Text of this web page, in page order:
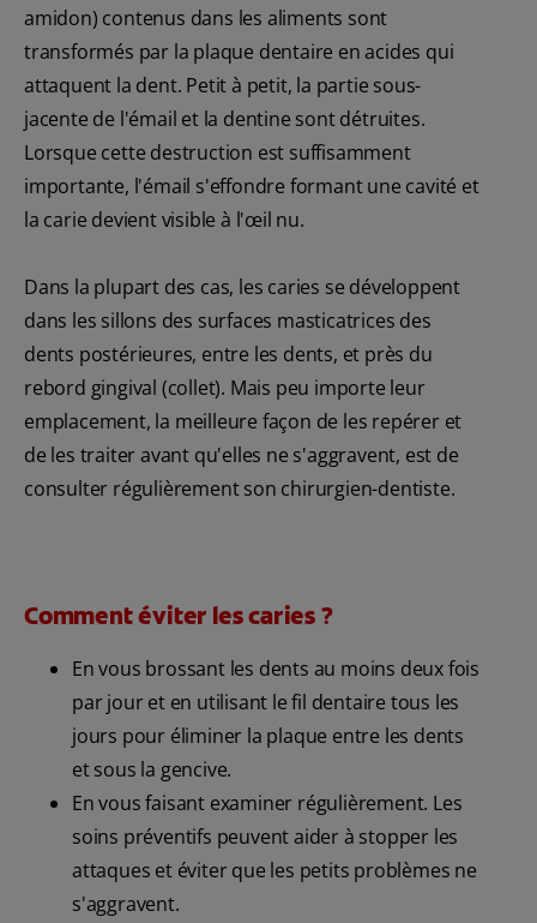
amidon) contenus dans les aliments sont
transformés par la plaque dentaire en acides qui
attaquent la dent. Petit à petit, la partie sous-
jacente de l'émail et la dentine sont détruites.
Lorsque cette destruction est suffisamment
importante, l'émail s'effondre formant une cavité et
la carie devient visible à l'œil nu.
Dans la plupart des cas, les caries se développent
dans les sillons des surfaces masticatrices des
dents postérieures, entre les dents, et près du
rebord gingival (collet). Mais peu importe leur
emplacement, la meilleure façon de les repérer et
de les traiter avant qu'elles ne s'aggravent, est de
consulter régulièrement son chirurgien-dentiste.
Comment éviter les caries ?
En vous brossant les dents au moins deux fois
par jour et en utilisant le fil dentaire tous les
jours pour éliminer la plaque entre les dents
et sous la gencive.
En vous faisant examiner régulièrement. Les
soins préventifs peuvent aider à stopper les
attaques et éviter que les petits problèmes ne
s'aggravent.